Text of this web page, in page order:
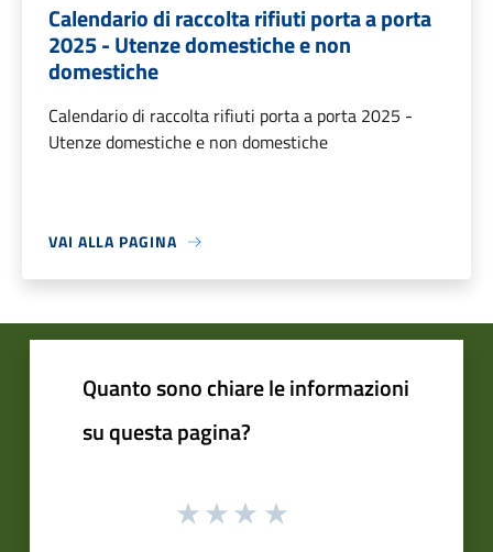
Calendario di raccolta rifiuti porta a porta
2025 - Utenze domestiche e non
domestiche
Calendario di raccolta rifiuti porta a porta 2025 -
Utenze domestiche e non domestiche
VAI ALLA PAGINA
Quanto sono chiare le informazioni
su questa pagina?